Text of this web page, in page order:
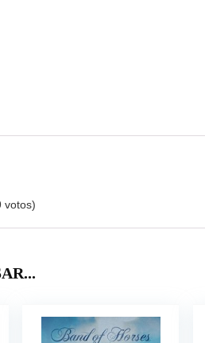
votos)